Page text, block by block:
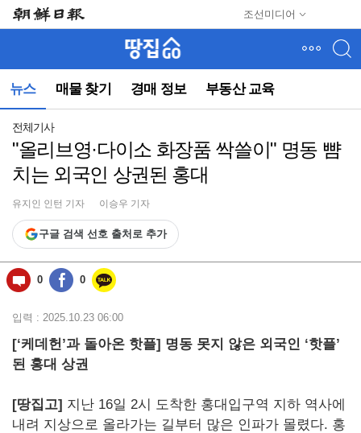
조선미디어
뉴스 매물 찾기 경매 정보 부동산 교육
뉴
(컨
동)
전체기사
"올리브영·다이소 화장품 싹쓸이" 명동 뺨
치는 외국인 상권된 홍대
유지인 인턴 기자 이승우 기자
구글 검색 선호 출처로 추가
0 0
입력 : 2025.10.23 06:00
[‘케데헌’과 돌아온 핫플] 명동 못지 않은 외국인 ‘핫플’
된 홍대 상권
[땅집고] 지난 16일 2시 도착한 홍대입구역 지하 역사에
내려 지상으로 올라가는 길부터 많은 인파가 몰렸다. 홍